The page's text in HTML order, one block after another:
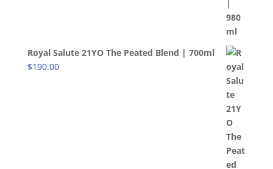
Royal Salute 21YO The Peated Blend | 700ml
$190.00